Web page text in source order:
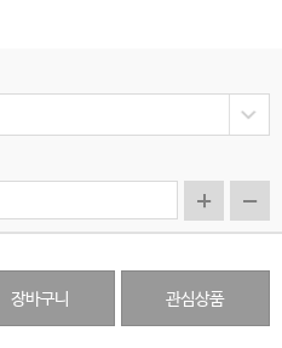
장바구니 관심상품